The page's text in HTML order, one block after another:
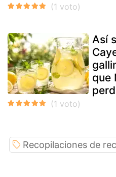
Así
que
Recopilaciones de